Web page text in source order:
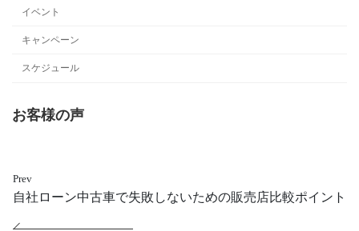
イベント
キャンペーン
スケジュール
お客様の声
Prev
自社ローン中古車で失敗しないための販売店比較ポイント